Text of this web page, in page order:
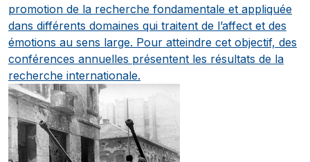
promotion de la recherche fondamentale et appliquée
dans différents domaines qui traitent de l’affect et des
émotions au sens large. Pour atteindre cet objectif, des
conférences annuelles présentent les résultats de la
recherche internationale.